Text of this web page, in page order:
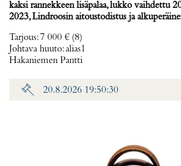
kaksi rannekkeen lisäpalaa, lukko vaihdettu
2023, Lindroosin aitoustodistus ja
Tarjous:7 000 € (8)
Johtava huuto:alias1
Hakaniemen Pantti
20.8.2026 19:50:30